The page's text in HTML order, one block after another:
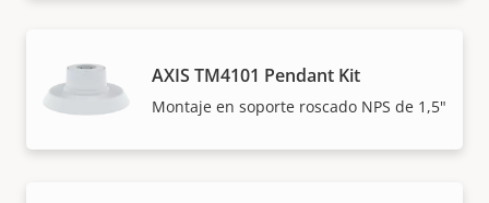
AXIS TM4101 Pendant Kit
Montaje en soporte roscado NPS de 1,5"